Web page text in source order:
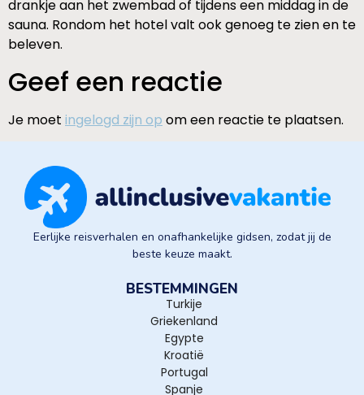
drankje aan het zwembad of tijdens een middag in de
sauna. Rondom het hotel valt ook genoeg te zien en te
beleven.
Geef een reactie
Je moet ingelogd zijn op om een reactie te plaatsen.
Eerlijke reisverhalen en onafhankelijke gidsen, zodat jij de
beste keuze maakt.
BESTEMMINGEN
Turkije
Griekenland
Egypte
Kroatië
Portugal
Spanje